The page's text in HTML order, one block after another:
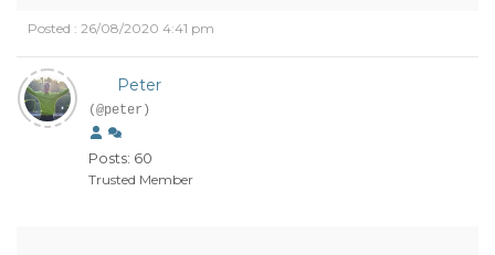
Posted : 26/08/2020 4:41 pm
Peter
(@peter)
Posts: 60
Trusted Member